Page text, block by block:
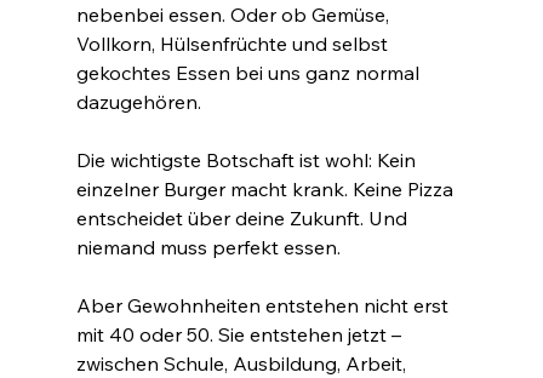
nebenbei essen. Oder ob Gemüse,
Vollkorn, Hülsenfrüchte und selbst
gekochtes Essen bei uns ganz normal
dazugehören.
Die wichtigste Botschaft ist wohl: Kein
einzelner Burger macht krank. Keine Pizza
entscheidet über deine Zukunft. Und
niemand muss perfekt essen.
Aber Gewohnheiten entstehen nicht erst
mit 40 oder 50. Sie entstehen jetzt –
zwischen Schule, Ausbildung, Arbeit,